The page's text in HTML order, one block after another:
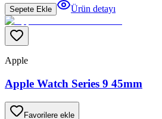
Sepete Ekle Ürün detayı
Apple
Apple Watch Series 9 45mm
Favorilere ekle